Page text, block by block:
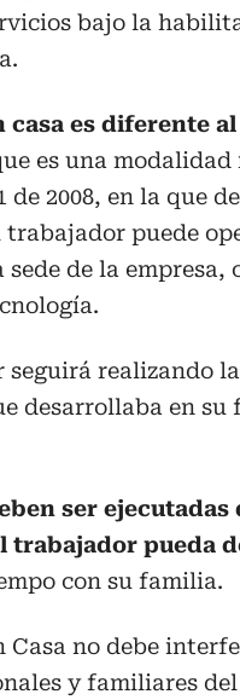
bajo la
casa es diferente al
es una modalidad
de 2008, en la que
trabajador puede
de la empresa,
realizando
desarrollaba en su
ser ejecutadas
trabajador pueda
con su familia.
Casa no debe
y familiares del